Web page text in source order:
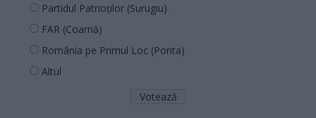
Partidul Patrioților (Surugiu)
FAR (Coarnă)
România pe Primul Loc (Ponta)
Altul